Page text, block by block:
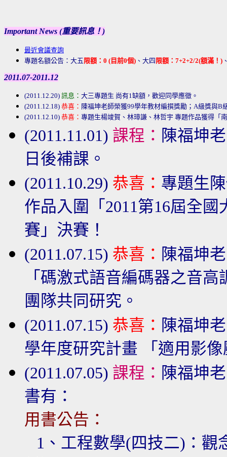
Important News (重要訊息！)
最近會議查詢
專題名額公告：大五 限額：0 (目前0個) 、大四 限額：7+2+2/2(額滿！ )
2011.07-2011.12
(2011.12.20) 訊息： 大三專題生 尚有1缺額，歡迎同學應徵。
(2011.12.18) 恭喜： 陳福坤老師榮獲99學年教材編撰獎勵；A級獎與B
(2011.12.10) 恭喜： 專題生楊竣賀、林璋謙、林哲宇 專題作品獲得「
(2011.11.01) 課程： 陳福坤
日後補課。
(2011.10.29) 恭喜： 專題生
作品入圍「2011第16屆全
賽」決賽！
(2011.07.15) 恭喜： 陳福坤
「碼激式語音編碼器之音
團隊共同研究。
(2011.07.15) 恭喜： 陳福坤
學年度研究計畫 「適用影
(2011.07.05) 課程： 陳福坤
書有：
用書公告：
1、工程數學(四技二)：觀